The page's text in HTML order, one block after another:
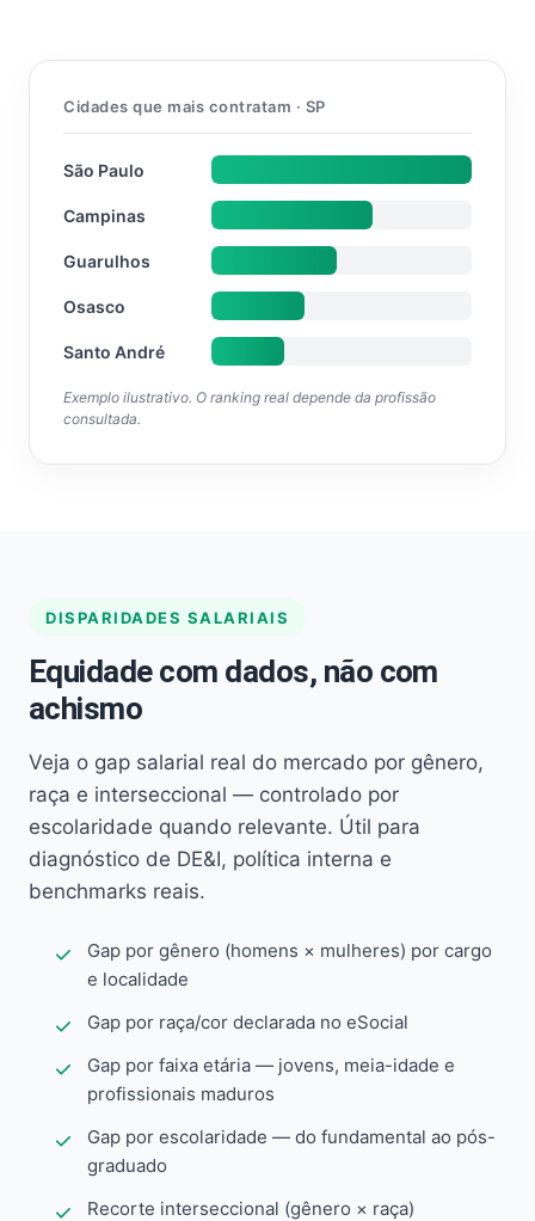
Cidades que mais contratam · SP
São Paulo
Campinas
Guarulhos
Osasco
Santo André
Exemplo ilustrativo. O ranking real depende da profissão
consultada.
DISPARIDADES SALARIAIS
Equidade com dados, não com
achismo
Veja o gap salarial real do mercado por gênero,
raça e interseccional — controlado por
escolaridade quando relevante. Útil para
diagnóstico de DE&I, política interna e
benchmarks reais.
Gap por gênero (homens × mulheres) por cargo
e localidade
Gap por raça/cor declarada no eSocial
Gap por faixa etária — jovens, meia-idade e
profissionais maduros
Gap por escolaridade — do fundamental ao pós-
graduado
Recorte interseccional (gênero × raça)